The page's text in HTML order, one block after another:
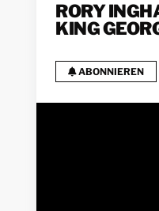
RORY
KING
ABONNIEREN